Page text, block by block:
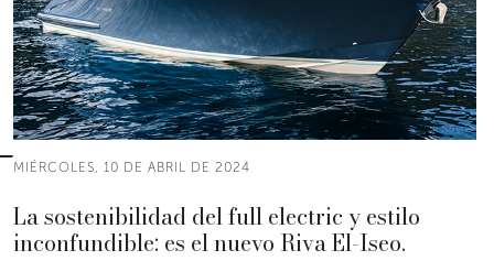
MIÉRCOLES, 10 DE ABRIL DE 2024
La sostenibilidad del full electric y estilo
inconfundible: es el nuevo Riva El-Iseo.